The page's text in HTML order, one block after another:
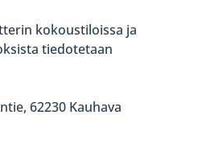
kokoustiloissa ja
tiedotetaan
62230 Kauhava